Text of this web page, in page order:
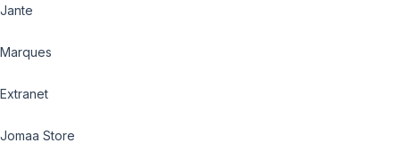
Jante
Marques
Extranet
Jomaa Store